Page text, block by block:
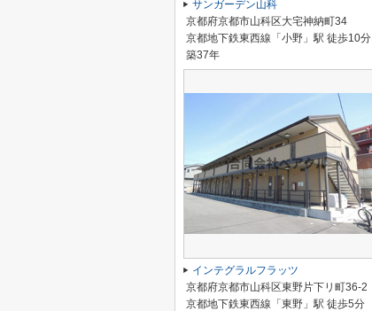
サンガーデン山科
京都府京都市山科区大宅神納町34
京都地下鉄東西線「小野」駅 徒歩10分
築37年
インテグラルフラッツ
京都府京都市山科区東野片下リ町36-2
京都地下鉄東西線「東野」駅 徒歩5分